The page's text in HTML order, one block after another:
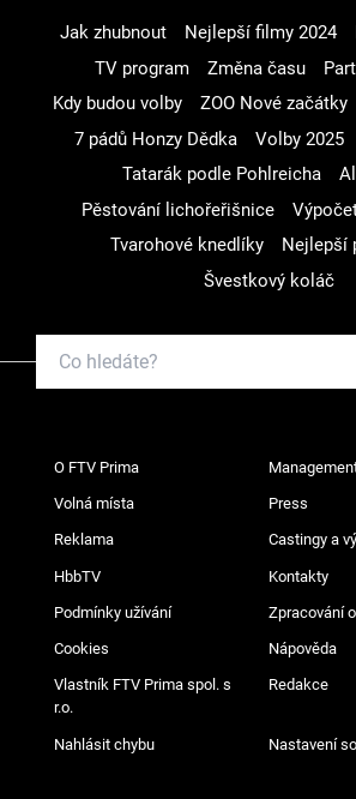
Jak zhubnout Nejlepší filmy 2024
TV program
Změna času
Kdy budou volby
ZOO Nové začátky
7 pádů Honzy Dědka
Volby 2025
Tatarák podle Pohlreicha
Pěstování lichořeřišnice
Tvarohové knedlíky
Nejlepší
Švestkový koláč
O FTV Prima
Volná místa Press
Reklama Castingy a
HbbTV Kontakty
Podmínky užívání Zpracování
Cookies Nápověda
Vlastník FTV Prima spol. s
r.o.
Redakce
Nahlásit chybu Nastavení